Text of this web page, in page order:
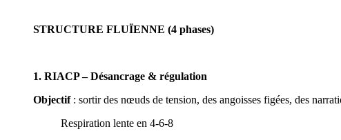
STRUCTURE FLUÏENNE (4 phases)
1. RIACP – Désancrage & régulation
Objectif: sortir des nœuds de tension, des angoisses figées, des
Respiration lente en 4-6-8